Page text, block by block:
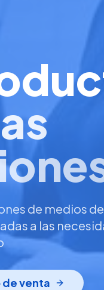
de medios
a las
venta